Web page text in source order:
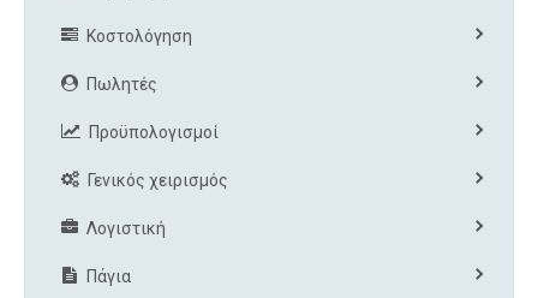
Κοστολόγηση
Πωλητές
Προϋπολογισμοί
Γενικός χειρισμός
Λογιστική
Πάγια